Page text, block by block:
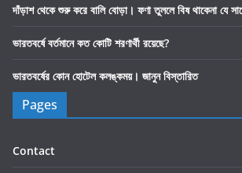
দাঁড়াশ থেকে শুরু করে বালি বোড়া। ফণা তুললে বিষ থাকেনা যে
ভারতবর্ষে বর্তমানে কত কোটি শরণার্থী রয়েছে?
ভারতবর্ষের কোন হোটেল কলঙ্কময়। জানুন বিস্তারিত
Pages
Contact